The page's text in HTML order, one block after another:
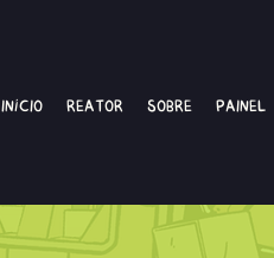
Início Reator Sobre Painel